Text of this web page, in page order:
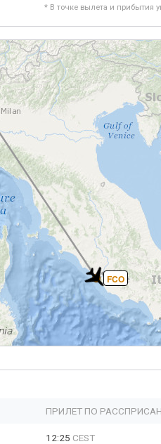
* В точке вылета и прибытия
FCO
ПРИЛЕТ ПО
12:25 CEST